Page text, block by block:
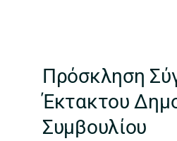
Πρόσκληση
Έκτακτου
Συμβουλίου